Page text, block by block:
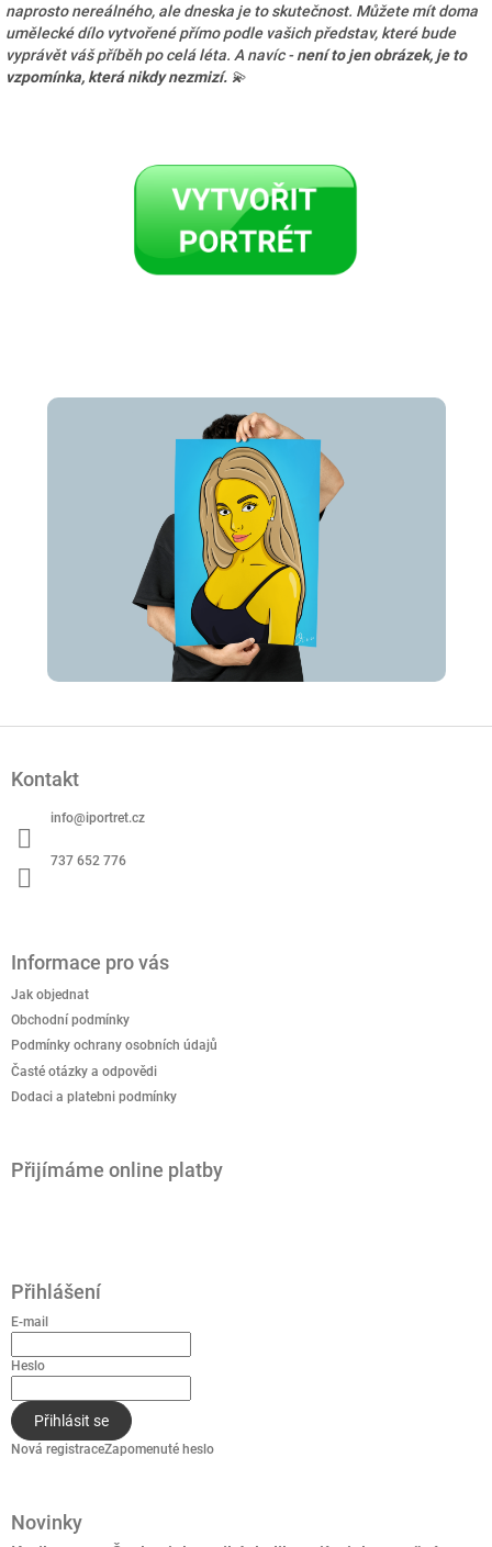
naprosto nereálného, ale dneska je to skutečnost. Můžete mít doma
umělecké dílo vytvořené přímo podle vašich představ, které bude
vyprávět váš příběh po celá léta. A navíc -není to jen obrázek, je to
vzpomínka, která nikdy nezmizí. 💫
Kontakt
info@iportret.cz
737 652 776
Informace pro vás
Jak objednat
Obchodní podmínky
Podmínky ochrany osobních údajů
Časté otázky a odpovědi
Dodaci a platebni podmínky
Přijímáme online platby
Přihlášení
E-mail
Heslo
Přihlásit se
Nová registraceZapomenuté heslo
Novinky